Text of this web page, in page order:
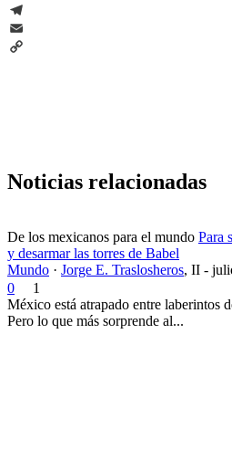
WhatsApp
Telegram
Email
Noticias relacionadas
De los mexicanos para el mundo Para
y desarmar las torres de Babel
Mundo · Jorge E. Traslosheros, II -
0
1
México está atrapado entre laberintos
Pero lo que más sorprende al...